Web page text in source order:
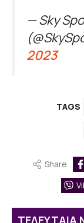
— Sky
2023
TAGS
Share